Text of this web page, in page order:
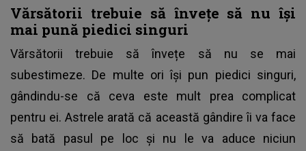
Vărsătorii trebuie să învețe să nu își
mai pună piedici singuri
Vărsătorii trebuie să învețe să nu se mai
subestimeze. De multe ori își pun piedici singuri,
gândindu-se că ceva este mult prea complicat
pentru ei. Astrele arată că această gândire îi va face
să bată pasul pe loc și nu le va aduce niciun